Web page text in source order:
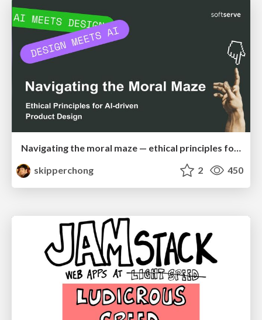
Navigating the moral maze — ethical principles for Al-driven product design
skipperchong
2 450